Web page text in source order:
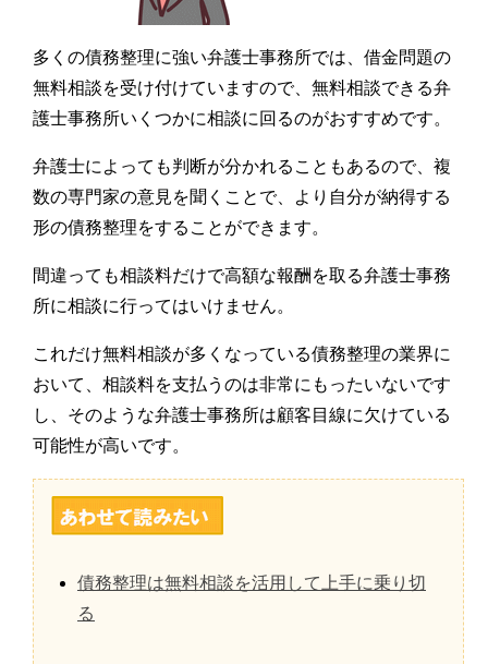
多くの債務整理に強い弁護士事務所では、借金問題の
無料相談を受け付けていますので、無料相談できる弁
護士事務所いくつかに相談に回るのがおすすめです。
弁護士によっても判断が分かれることもあるので、複
数の専門家の意見を聞くことで、より自分が納得する
形の債務整理をすることができます。
間違っても相談料だけで高額な報酬を取る弁護士事務
所に相談に行ってはいけません。
これだけ無料相談が多くなっている債務整理の業界に
おいて、相談料を支払うのは非常にもったいないです
し、そのような弁護士事務所は顧客目線に欠けている
可能性が高いです。
債務整理は無料相談を活用して上手に乗り切
る